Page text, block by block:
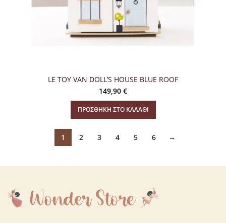
LE TOY VAN DOLL’S HOUSE BLUE ROOF
149,90 €
ΠΡΟΣΘΉΚΗ ΣΤΟ ΚΑΛΆΘΙ
1 2 3 4 5 6 →